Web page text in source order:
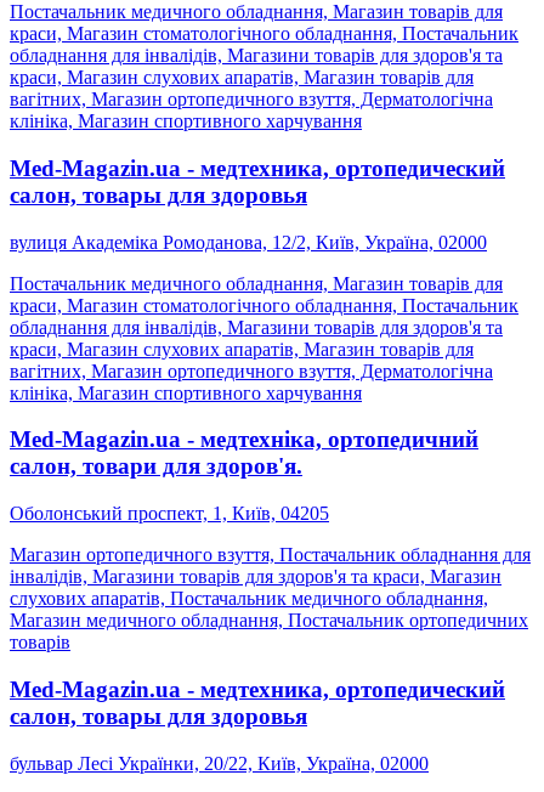
Постачальник медичного обладнання, Магазин товарів для
краси, Магазин стоматологічного обладнання, Постачальник
обладнання для інвалідів, Магазини товарів для здоров'я та
краси, Магазин слухових апаратів, Магазин товарів для
вагітних, Магазин ортопедичного взуття, Дерматологічна
клініка, Магазин спортивного харчування
Med-Magazin.ua - медтехника, ортопедический
салон, товары для здоровья
вулиця Академіка Ромоданова, 12/2, Київ, Україна, 02000
Постачальник медичного обладнання, Магазин товарів для
краси, Магазин стоматологічного обладнання, Постачальник
обладнання для інвалідів, Магазини товарів для здоров'я та
краси, Магазин слухових апаратів, Магазин товарів для
вагітних, Магазин ортопедичного взуття, Дерматологічна
клініка, Магазин спортивного харчування
Med-Magazin.ua - медтехніка, ортопедичний
салон, товари для здоров'я.
Оболонський проспект, 1, Київ, 04205
Магазин ортопедичного взуття, Постачальник обладнання для
інвалідів, Магазини товарів для здоров'я та краси, Магазин
слухових апаратів, Постачальник медичного обладнання,
Магазин медичного обладнання, Постачальник ортопедичних
товарів
Med-Magazin.ua - медтехника, ортопедический
салон, товары для здоровья
бульвар Лесі Українки, 20/22, Київ, Україна, 02000